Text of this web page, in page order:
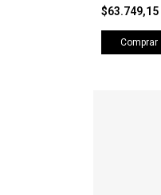
$63.749,15
Comprar